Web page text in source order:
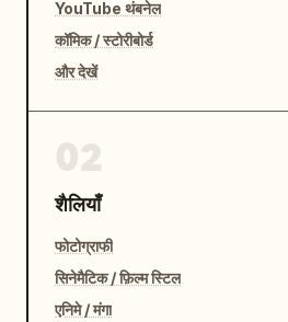
YouTube थंबनेल
कॉमिक / स्टोरीबोर्ड
और देखें
शैलियाँ
फोटोग्राफी
सिनेमैटिक / फ़िल्म स्टिल
एनिमे / मंगा